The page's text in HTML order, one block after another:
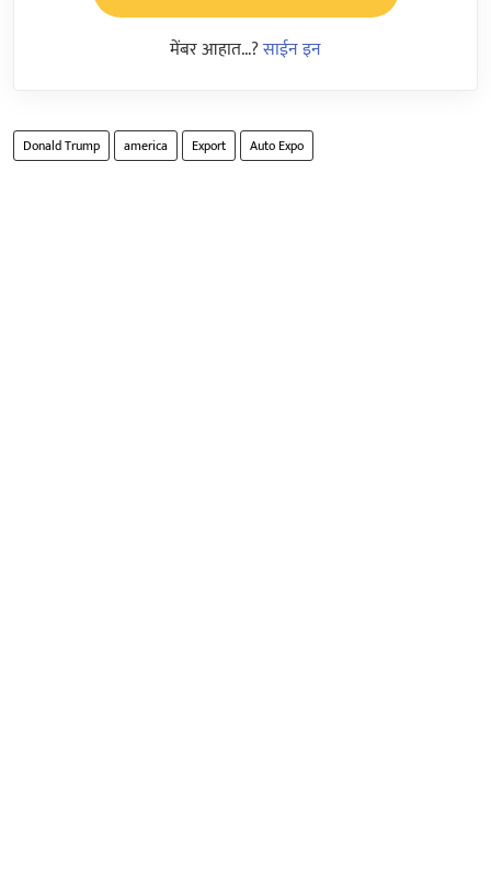
मेंबर आहात...?साईन इन
Donald Trump america Export Auto Expo